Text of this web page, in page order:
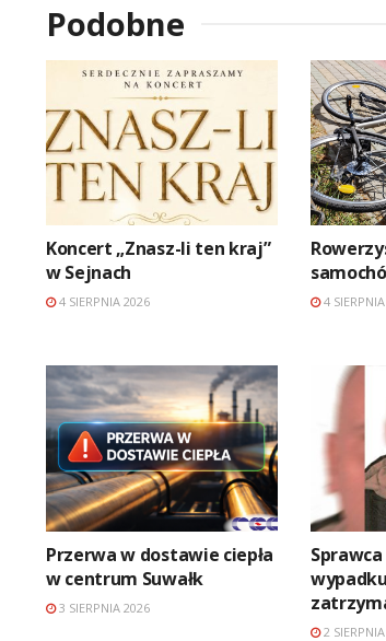
Podobne
Koncert „Znasz-li ten kraj”
w Sejnach
4 SIERPNIA 2026 4
Przerwa w dostawie ciepła
w centrum Suwałk
3 SIERPNIA 2026
2